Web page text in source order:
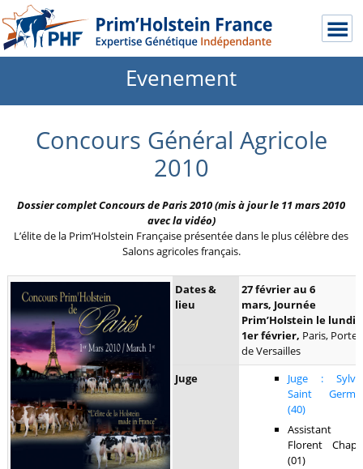
Evenement
Concours Général Agricole
2010
Dossier complet Concours de Paris 2010 (mis à jour le 11 mars 2010
avec la vidéo)
L’élite de la Prim’Holstein Française présentée dans le plus célèbre des
Salons agricoles français.
Dates &
lieu
27 février au 6
mars, Journée
Prim’Holstein le lundi
1er février, Paris, Porte
de Versailles
Juge
Juge :
Saint
(40)
Assistant
Florent
(01)